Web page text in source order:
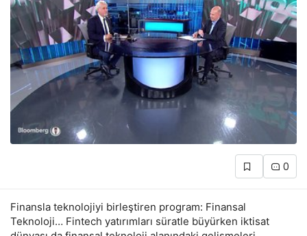
0
Finansla teknolojiyi birleştiren program: Finansal
Teknoloji… Fintech yatırımları süratle büyürken iktisat